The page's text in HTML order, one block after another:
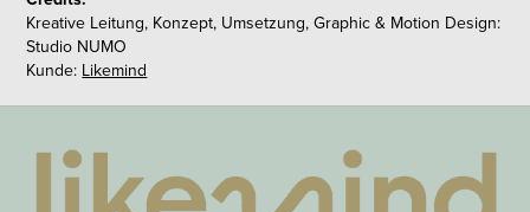
Kreative Leitung, Konzept, Umsetzung, Graphic & Motion Design:
Studio NUMO
Kunde: Likemind